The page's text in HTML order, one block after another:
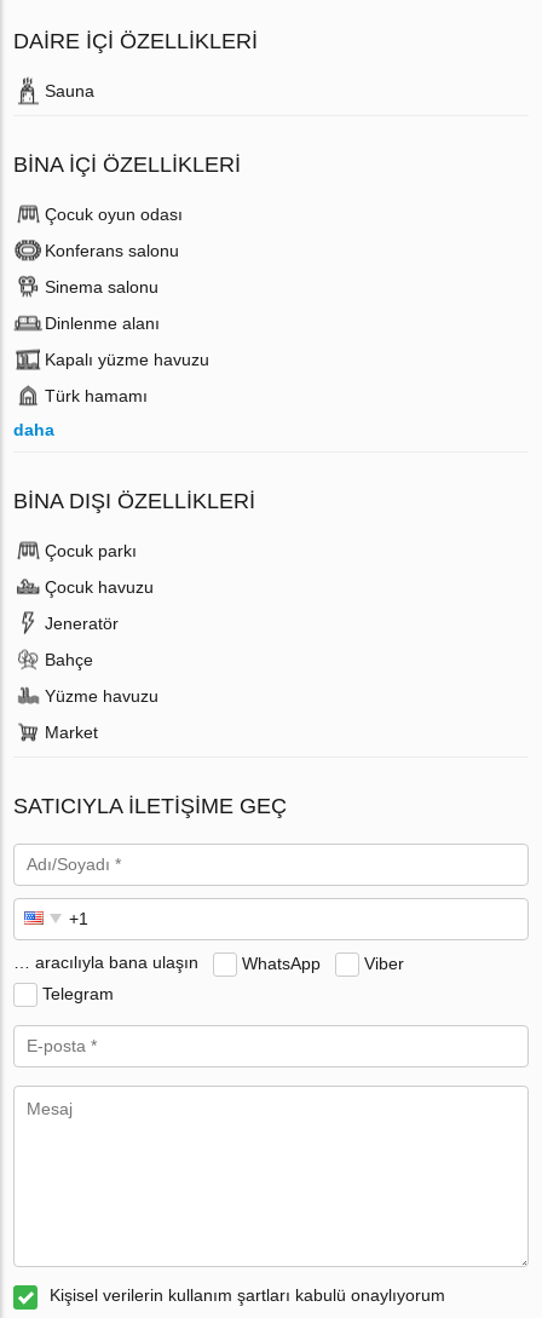
DAIRE IÇI ÖZELLIKLERI
Sauna
BINA İÇI ÖZELLIKLERI
Çocuk oyun odası
Konferans salonu
Sinema salonu
Dinlenme alanı
Kapalı yüzme havuzu
Türk hamamı
daha
BINA DIŞI ÖZELLIKLERI
Çocuk parkı
Çocuk havuzu
Jeneratör
Bahçe
Yüzme havuzu
Market
SATICIYLA ILETIŞIME GEÇ
… aracılıyla bana ulaşın WhatsApp
Viber
Telegram
Kişisel verilerin kullanım şartları kabulü onaylıyorum